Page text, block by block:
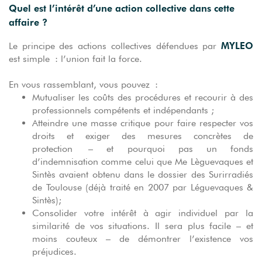
Quel est l’intérêt d’une action collective dans cette
affaire ?
Le principe des actions collectives défendues par MYLEO
est simple : l’union fait la force.
En vous rassemblant, vous pouvez :
Mutualiser les coûts des procédures et recourir à des
professionnels compétents et indépendants ;
Atteindre une masse critique pour faire respecter vos
droits et exiger des mesures concrètes de
protection – et pourquoi pas un fonds
d’indemnisation comme celui que Me Lèguevaques et
Sintès avaient obtenu dans le dossier des Surirradiés
de Toulouse (déjà traité en 2007 par Léguevaques &
Sintès);
Consolider votre intérêt à agir individuel par la
similarité de vos situations. Il sera plus facile – et
moins couteux – de démontrer l’existence vos
préjudices.